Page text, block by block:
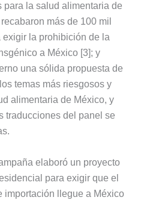
para la salud alimentaria de
más de 100 mil
la prohibición de la
a México [3]; y
una sólida propuesta de
temas más riesgosos y
alimentaria de México, y
traducciones del panel se
elaboró un proyecto
para exigir que el
importación llegue a México